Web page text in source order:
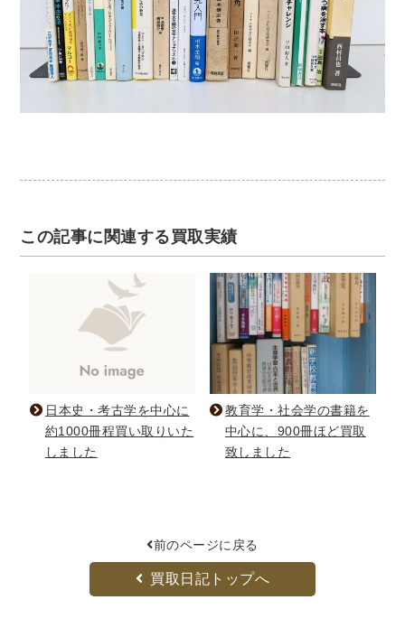
この記事に関連する買取実績
日本史・考古学を中心に
約1000冊程買い取りいた
しました
教育学・社会学の書籍を
中心に、900冊ほど買取
致しました
前のページに戻る
買取日記トップへ